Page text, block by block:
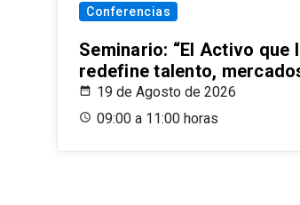
Conferencias
Seminario: “El Activo
redefine talento,
19 de Agosto de 2026
09:00 a 11:00 horas